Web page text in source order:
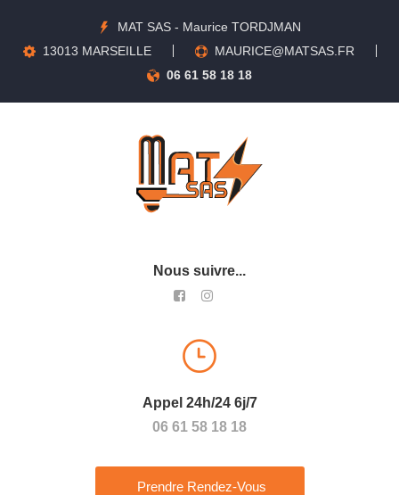
MAT SAS - Maurice TORDJMAN
13013 MARSEILLE
MAURICE@MATSAS.FR
06 61 58 18 18
Nous suivre...
Appel 24h/24 6j/7
06 61 58 18 18
Prendre Rendez-Vous